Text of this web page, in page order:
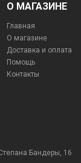
О МАГАЗИНЕ
Главная
О магазине
Доставка и оплата
Помощь
Контакты
Бандеры, 16